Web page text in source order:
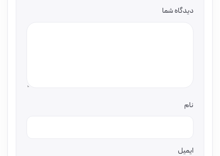
دیدگاه شما
نام
ایمیل